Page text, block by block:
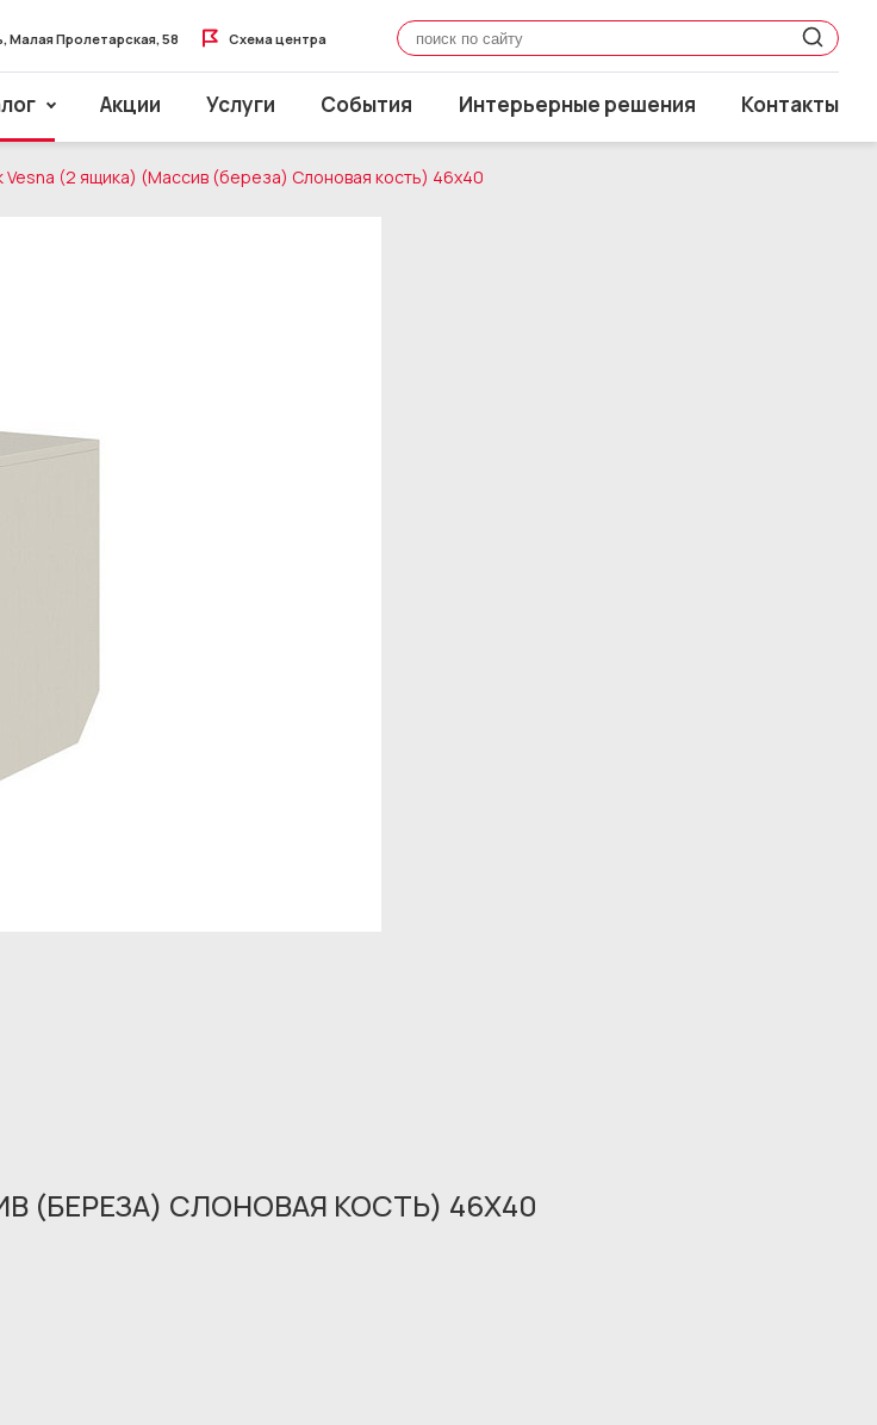
Акции Услуги События Интерьерные решения Контакты
Малая Пролетарская, 58 Схема центра
Vesna (2 ящика) (Массив (береза) Слоновая кость) 46x40
(БЕРЕЗА) СЛОНОВАЯ КОСТЬ) 46X40